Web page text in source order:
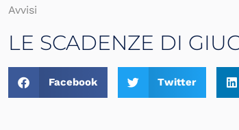
Avvisi
LE SCADENZE DI
Facebook Twitter